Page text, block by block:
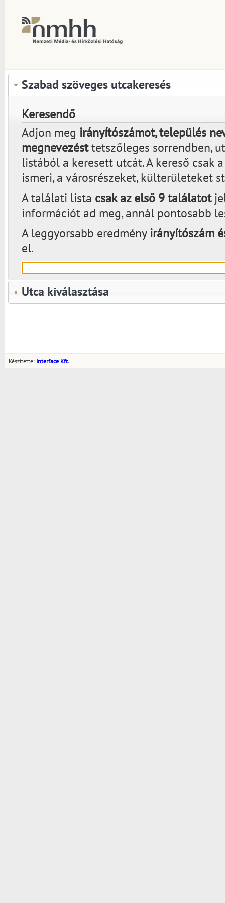
Szabad szöveges utcakeresés
Keresendő
Adjon meg irányítószámot, település
megnevezésttetszőleges sorrendben,
listából a keresett utcát. A kereső csak
ismeri, a városrészeket, külterületeket
A találati lista csak az első 9 találatot
információt ad meg, annál pontosabb
A leggyorsabb eredmény irányítószám
el.
Utca kiválasztása
Készítette: Interface Kft.